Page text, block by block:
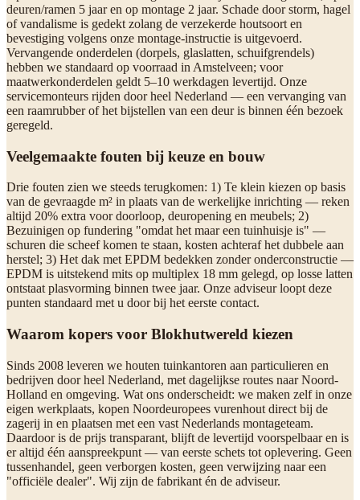
deuren/ramen 5 jaar en op montage 2 jaar. Schade door storm, hagel
of vandalisme is gedekt zolang de verzekerde houtsoort en
bevestiging volgens onze montage-instructie is uitgevoerd.
Vervangende onderdelen (dorpels, glaslatten, schuifgrendels)
hebben we standaard op voorraad in Amstelveen; voor
maatwerkonderdelen geldt 5–10 werkdagen levertijd. Onze
servicemonteurs rijden door heel Nederland — een vervanging van
een raamrubber of het bijstellen van een deur is binnen één bezoek
geregeld.
Veelgemaakte fouten bij keuze en bouw
Drie fouten zien we steeds terugkomen: 1) Te klein kiezen op basis
van de gevraagde m² in plaats van de werkelijke inrichting — reken
altijd 20% extra voor doorloop, deuropening en meubels; 2)
Bezuinigen op fundering "omdat het maar een tuinhuisje is" —
schuren die scheef komen te staan, kosten achteraf het dubbele aan
herstel; 3) Het dak met EPDM bedekken zonder onderconstructie —
EPDM is uitstekend mits op multiplex 18 mm gelegd, op losse latten
ontstaat plasvorming binnen twee jaar. Onze adviseur loopt deze
punten standaard met u door bij het eerste contact.
Waarom kopers voor Blokhutwereld kiezen
Sinds 2008 leveren we houten tuinkantoren aan particulieren en
bedrijven door heel Nederland, met dagelijkse routes naar Noord-
Holland en omgeving. Wat ons onderscheidt: we maken zelf in onze
eigen werkplaats, kopen Noordeuropees vurenhout direct bij de
zagerij in en plaatsen met een vast Nederlands montageteam.
Daardoor is de prijs transparant, blijft de levertijd voorspelbaar en is
er altijd één aanspreekpunt — van eerste schets tot oplevering. Geen
tussenhandel, geen verborgen kosten, geen verwijzing naar een
"officiële dealer". Wij zijn de fabrikant én de adviseur.